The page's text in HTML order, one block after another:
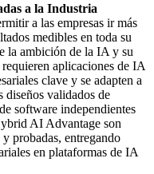
a la Industria
a las empresas ir más
medibles en toda su
la ambición de la IA y su
aplicaciones de IA
clave y se adapten a
diseños validados de
software independientes
AI Advantage son
probadas, entregando
en plataformas de IA